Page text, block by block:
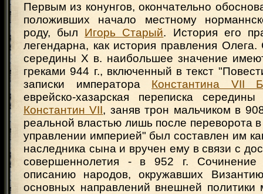
Первым из конунгов, окончательно
положивших начало местному
роду, был Игорь Старый. История его
легендарна, как история правления Олега.
середины X в. наибольшее значение
греками 944 г., включенный в текст
записки императора Константина VII
еврейско-хазарская переписка
Константин VII, заняв трон мальчиком в
реальной властью лишь после переворота
управлении империей" был составлен им
наследника сына и вручен ему в связи с
совершеннолетия - в 952 г.
описанию народов, окружавших
основных направлений внешней политики